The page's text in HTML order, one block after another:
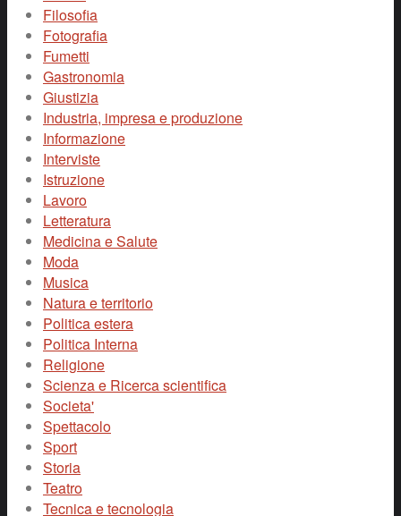
Filosofia
Fotografia
Fumetti
Gastronomia
Giustizia
Industria, impresa e produzione
Informazione
Interviste
Istruzione
Lavoro
Letteratura
Medicina e Salute
Moda
Musica
Natura e territorio
Politica estera
Politica Interna
Religione
Scienza e Ricerca scientifica
Societa'
Spettacolo
Sport
Storia
Teatro
Tecnica e tecnologia